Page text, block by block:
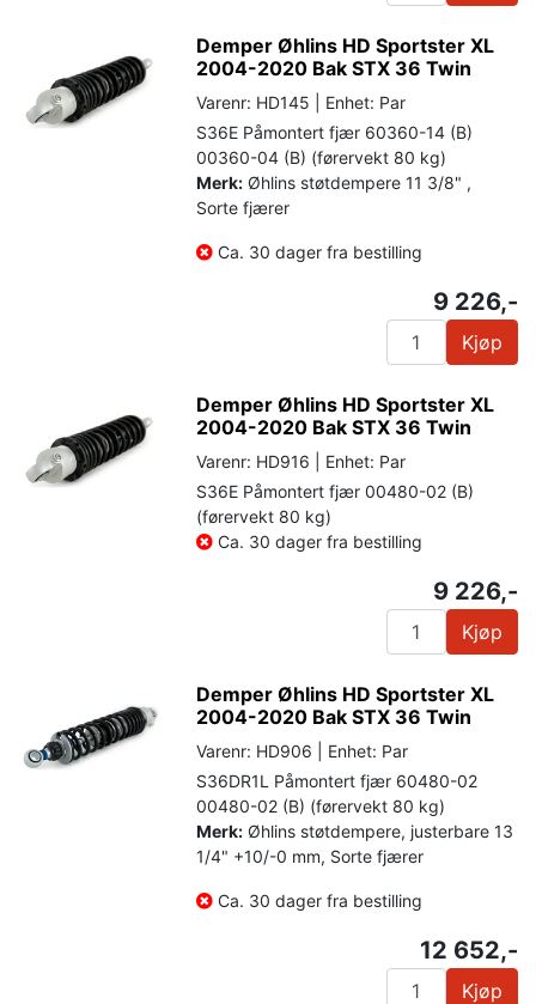
Demper Øhlins HD Sportster XL
2004-2020 Bak STX 36 Twin
Varenr: HD145 | Enhet: Par
S36E Påmontert fjær 60360-14 (B)
00360-04 (B) (førervekt 80 kg)
Merk: Øhlins støtdempere 11 3/8" ,
Sorte fjærer
Ca. 30 dager fra bestilling
9 226,-
Kjøp
Demper Øhlins HD Sportster XL
2004-2020 Bak STX 36 Twin
Varenr: HD916 | Enhet: Par
S36E Påmontert fjær 00480-02 (B)
(førervekt 80 kg)
Ca. 30 dager fra bestilling
9 226,-
Kjøp
Demper Øhlins HD Sportster XL
2004-2020 Bak STX 36 Twin
Varenr: HD906 | Enhet: Par
S36DR1L Påmontert fjær 60480-02
00480-02 (B) (førervekt 80 kg)
Merk: Øhlins støtdempere, justerbare 13
1/4" +10/-0 mm, Sorte fjærer
Ca. 30 dager fra bestilling
12 652,-
Kjøp